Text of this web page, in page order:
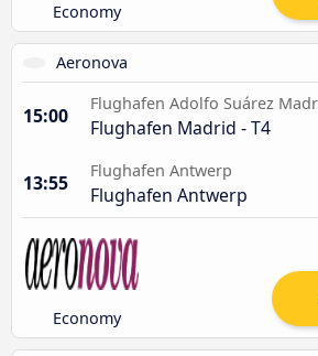
Economy
Aeronova
15:00
Flughafen Adolfo Suárez
Flughafen Madrid - T4
13:55
Flughafen Antwerp
Flughafen Antwerp
Economy